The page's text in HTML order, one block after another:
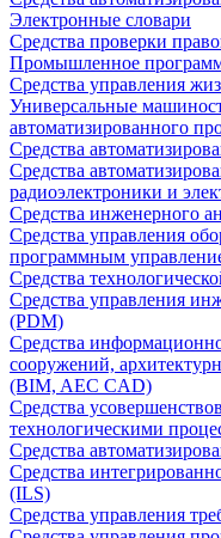
Электронные словари
Средства проверки
Промышленное
Средства управления
Универсальные
автоматизированного
Средства
Средства
радиоэлектроники и
Средства инженерного
Средства управления
программным
Средства
Средства управления
(PDM)
Средства
сооружений,
(BIM, AEC CAD)
Средства
технологическими
Средства
Средства
(ILS)
Средства управления